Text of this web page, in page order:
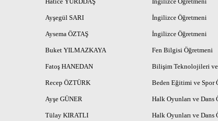
Ayşegül SARI İngilizce Öğretmeni
Aysema ÖZTAŞ İngilizce Öğretmeni
Buket YILMAZKAYA Fen Bilgisi Öğretmeni
Fatoş HANEDAN Bilişim Teknolojileri ve
Recep ÖZTÜRK Beden Eğitimi ve Spor
Ayşe GÜNER Halk Oyunları ve Dans
Tülay KIRATLI Halk Oyunları ve Dans